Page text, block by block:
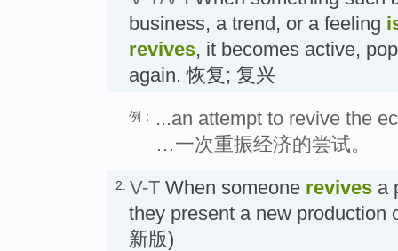
business, a trend, or a feeling
revives, it becomes active,
again. 恢复; 复兴
例：
...an attempt to revive the
…一次重振经济的尝试。
2. V-T When someone revives a
they present a new production
新版)